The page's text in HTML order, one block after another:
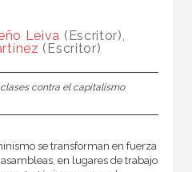
Leiva (Escritor),
(Escritor)
contra el capitalismo
se transforman en fuerza
en lugares de trabajo